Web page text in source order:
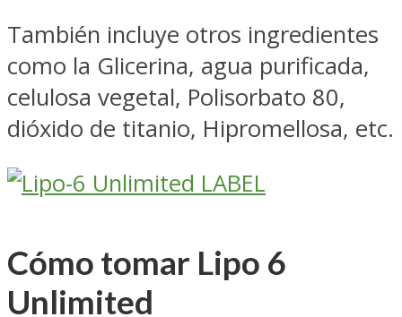
También incluye otros ingredientes
como la Glicerina, agua purificada,
celulosa vegetal, Polisorbato 80,
dióxido de titanio, Hipromellosa, etc.
Cómo tomar Lipo 6
Unlimited